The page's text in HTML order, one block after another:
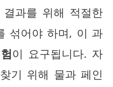
과를 위해 적절한
섞어야 하며, 이 과
이 요구됩니다. 자
기 위해 물과 페인